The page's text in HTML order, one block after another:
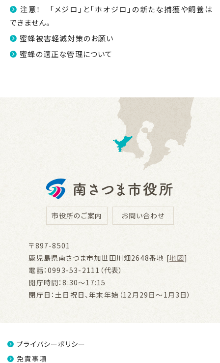
注意！ 「メジロ」と「ホオジロ」の新たな捕獲や飼養は
できません。
蜜蜂被害軽減対策のお願い
蜜蜂の適正な管理について
市役所のご案内 お問い合わせ
〒897-8501
鹿児島県南さつま市加世田川畑2648番地 [地図]
電話：0993-53-2111（代表）
開庁時間：8:30～17:15
閉庁日：土日祝日、年末年始（12月29日～1月3日）
プライバシーポリシー
免責事項